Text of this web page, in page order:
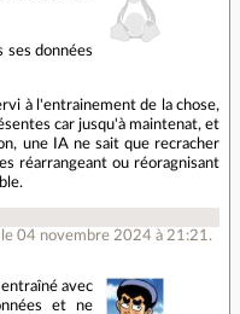
ses données
à l'entrainement de la chose,
car jusqu'à maintenat, et
une IA ne sait que recracher
réarrangeant ou réoragnisant
le 04 novembre 2024 à 21:21 .
avec
et ne